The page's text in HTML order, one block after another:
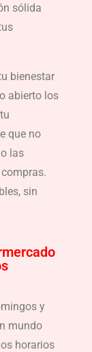
sólida
bienestar
abierto los
que no
las
sin
y
mundo
horarios